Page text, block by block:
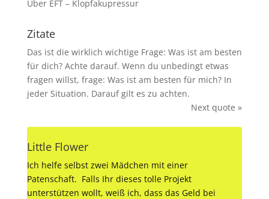
Über EFT – Klopfakupressur
Zitate
Das ist die wirklich wichtige Frage: Was ist am besten
für dich? Achte darauf. Wenn du unbedingt etwas
fragen willst, frage: Was ist am besten für mich? In
jeder Situation. Darauf gilt es zu achten.
Next quote »
Little Flower
Ich helfe selbst zwei Mädchen mit einer
Patenschaft. Falls Ihr dieses tolle Projekt
unterstützen wollt, weiß ich, dass das Geld bei